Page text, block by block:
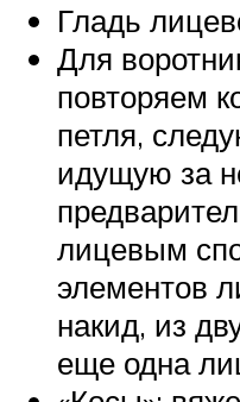
Гладь
Для
повторяем
петля,
идущую за
лицевым
элементов
накид, из
еще одна